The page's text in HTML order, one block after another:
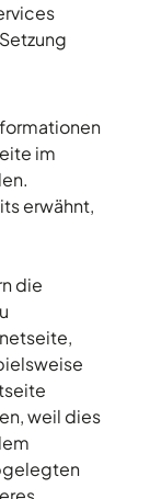
im
erwähnt,
die
weil dies